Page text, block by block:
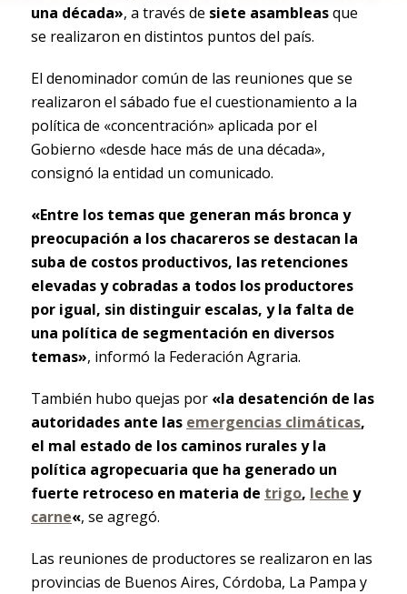
una década», a través de siete asambleasque
se realizaron en distintos puntos del país.
El denominador común de las reuniones que se
realizaron el sábado fue el cuestionamiento a la
política de «concentración» aplicada por el
Gobierno «desde hace más de una década»,
consignó la entidad un comunicado.
«Entre los temas que generan más bronca y
preocupación a los chacareros se destacan la
suba de costos productivos, las retenciones
elevadas y cobradas a todos los productores
por igual, sin distinguir escalas, y la falta de
una política de segmentación en diversos
temas», informó la Federación Agraria.
También hubo quejas por «la desatención de las
autoridades ante las emergencias climáticas,
el mal estado de los caminos rurales y la
política agropecuaria que ha generado un
fuerte retroceso en materia de trigo, leche y
carne«, se agregó.
Las reuniones de productores se realizaron en las
provincias de Buenos Aires, Córdoba, La Pampa y